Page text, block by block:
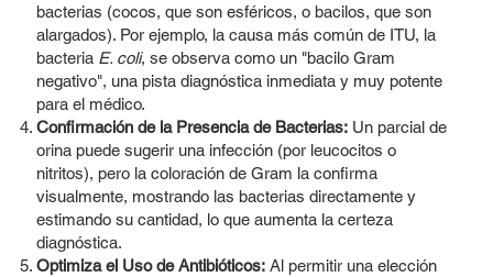
bacterias (cocos, que son esféricos, o bacilos, que son
alargados). Por ejemplo, la causa más común de ITU, la
bacteria E. coli, se observa como un "bacilo Gram
negativo", una pista diagnóstica inmediata y muy potente
para el médico.
Confirmación de la Presencia de Bacterias:Un parcial de
orina puede sugerir una infección (por leucocitos o
nitritos), pero la coloración de Gram la confirma
visualmente, mostrando las bacterias directamente y
estimando su cantidad, lo que aumenta la certeza
diagnóstica.
Optimiza el Uso de Antibióticos:Al permitir una elección